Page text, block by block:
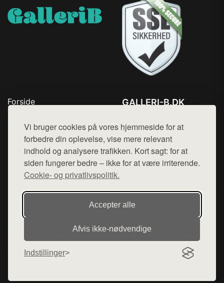
Vi bruger cookies på vores hjemmeside for at
forbedre din oplevelse, vise mere relevant
indhold og analysere trafikken. Kort sagt: for at
siden fungerer bedre – ikke for at være irriterende.
Cookie- og privatlivspolitik.
Accepter alle
Afvis ikke‑nødvendige
Indstillinger
Forside
Top Rabatter
Blog
Kontakt
GALLERI-B.DK
Mail: hej@want.dk
Cookie- og privatlivspolitik
Denne side er en del af want.dk, der udgiver en række
hjemmesider med præsentation af forskellige produkter fra
diverse webshops. Der sælges ikke varer fra denne side - vi
henviser til de shops, som sælger varen. Vi har heller ikke
varerne på lager.